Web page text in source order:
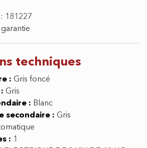
AVEC PROGRAMMATION
: Électrique
AUTORISÉ OFFICIELLE DE
FUTURE *** EN INVENTAIRE &